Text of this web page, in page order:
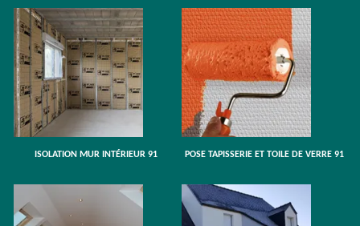
ISOLATION MUR INTÉRIEUR 91 POSE TAPISSERIE ET TOILE DE VERRE 91